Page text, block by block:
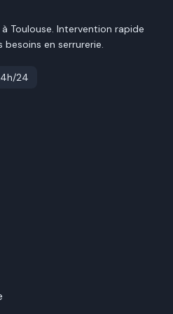
Toulouse. Intervention rapide
en serrurerie.
24